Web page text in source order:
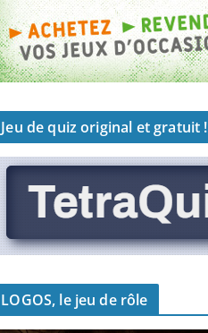
Jeu de quiz original et gratuit !
LOGOS, le jeu de rôle